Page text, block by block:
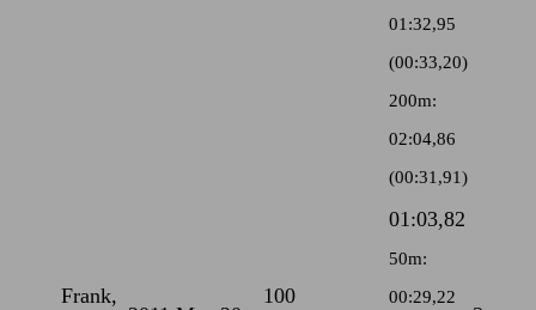
01:32,95
(00:33,20)
200m:
02:04,86
(00:31,91)
Frank,
100
01:03,82
50m:
00:29,22